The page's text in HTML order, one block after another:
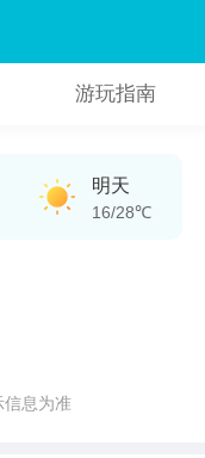
游玩指南
明天
16/28℃
信息为准